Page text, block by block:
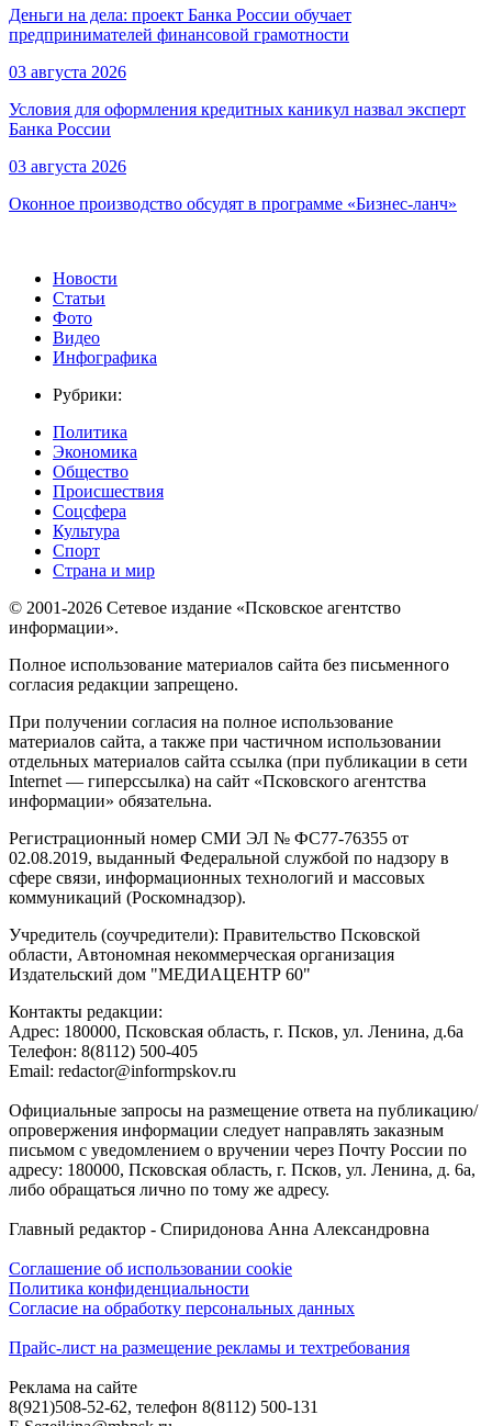
Деньги на дела: проект Банка России обучает
предпринимателей финансовой грамотности
03 августа 2026
Условия для оформления кредитных каникул назвал эксперт
Банка России
03 августа 2026
Оконное производство обсудят в программе «Бизнес-ланч»
Новости
Статьи
Фото
Видео
Инфографика
Рубрики:
Политика
Экономика
Общество
Происшествия
Соцсфера
Культура
Спорт
Страна и мир
© 2001-2026 Сетевое издание «Псковское агентство
информации».
Полное использование материалов сайта без письменного
согласия редакции запрещено.
При получении согласия на полное использование
материалов сайта, а также при частичном использовании
отдельных материалов сайта ссылка (при публикации в сети
Internet — гиперссылка) на сайт «Псковского агентства
информации» обязательна.
Регистрационный номер СМИ ЭЛ № ФС77-76355 от
02.08.2019, выданный Федеральной службой по надзору в
сфере связи, информационных технологий и массовых
коммуникаций (Роскомнадзор).
Учредитель (соучредители): Правительство Псковской
области, Автономная некоммерческая организация
Издательский дом "МЕДИАЦЕНТР 60"
Контакты редакции:
Адреc: 180000, Псковская область, г. Псков, ул. Ленина, д.6а
Телефон: 8(8112) 500-405
Email: redactor@informpskov.ru
Официальные запросы на размещение ответа на публикацию/
опровержения информации следует направлять заказным
письмом с уведомлением о вручении через Почту России по
адресу: 180000, Псковская область, г. Псков, ул. Ленина, д. 6а,
либо обращаться лично по тому же адресу.
Главный редактор - Спиридонова Анна Александровна
Соглашение об использовании cookie
Политика конфиденциальности
Согласие на обработку персональных данных
Прайс-лист на размещение рекламы и техтребования
Реклама на сайте
8(921)508-52-62, телефон 8(8112) 500-131